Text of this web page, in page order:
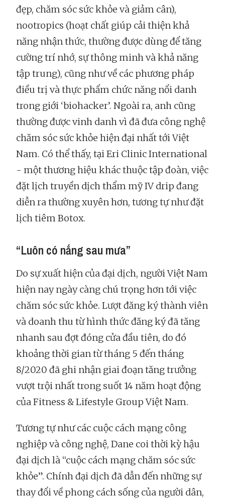
đẹp, chăm sóc sức khỏe và giảm cân),
nootropics (hoạt chất giúp cải thiện khả
năng nhận thức, thường được dùng để tăng
cường trí nhớ, sự thông minh và khả năng
tập trung), cũng như về các phương pháp
điều trị và thực phẩm chức năng nổi danh
trong giới ‘biohacker’. Ngoài ra, anh cũng
thường được vinh danh vì đã đưa công nghệ
chăm sóc sức khỏe hiện đại nhất tới Việt
Nam. Có thể thấy, tại Eri Clinic International
- một thương hiệu khác thuộc tập đoàn, việc
đặt lịch truyền dịch thẩm mỹ IV drip đang
diễn ra thường xuyên hơn, tương tự như đặt
lịch tiêm Botox.
“Luôn có nắng sau mưa”
Do sự xuất hiện của đại dịch, người Việt Nam
hiện nay ngày càng chú trọng hơn tới việc
chăm sóc sức khỏe. Lượt đăng ký thành viên
và doanh thu từ hình thức đăng ký đã tăng
nhanh sau đợt đóng cửa đầu tiên, do đó
khoảng thời gian từ tháng 5 đến tháng
8/2020 đã ghi nhận giai đoạn tăng trưởng
vượt trội nhất trong suốt 14 năm hoạt động
của Fitness & Lifestyle Group Việt Nam.
Tương tự như các cuộc cách mạng công
nghiệp và công nghệ, Dane coi thời kỳ hậu
đại dịch là “cuộc cách mạng chăm sóc sức
khỏe”. Chính đại dịch đã dẫn đến những sự
thay đổi về phong cách sống của người dân,